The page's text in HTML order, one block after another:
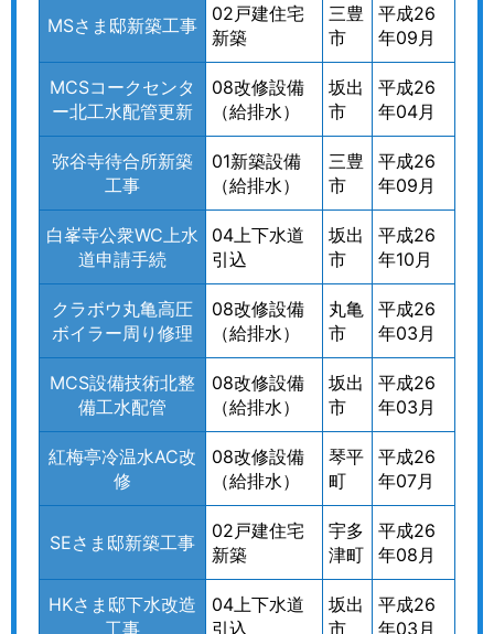
MSさま邸新築工事
02戸建住宅
新築
三豊
市
平成26
年09月
MCSコークセンタ
ー北工水配管更新
08改修設備
（給排水）
坂出
市
平成26
年04月
弥谷寺待合所新築
工事
01新築設備
（給排水）
三豊
市
平成26
年09月
白峯寺公衆WC上水
道申請手続
04上下水道
引込
坂出
市
平成26
年10月
クラボウ丸亀高圧
ボイラー周り修理
08改修設備
（給排水）
丸亀
市
平成26
年03月
MCS設備技術北整
備工水配管
08改修設備
（給排水）
坂出
市
平成26
年03月
紅梅亭冷温水AC改
修
08改修設備
（給排水）
琴平
町
平成26
年07月
SEさま邸新築工事
02戸建住宅
新築
宇多
津町
平成26
年08月
HKさま邸下水改造
工事
04上下水道
引込
坂出
市
平成26
年03月